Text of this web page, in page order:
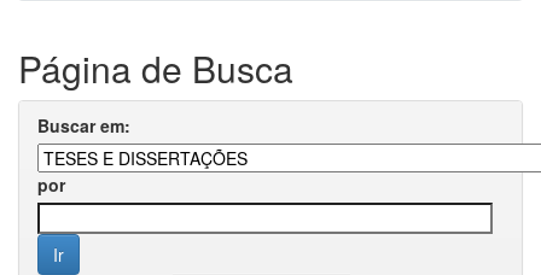
Página de Busca
Buscar em:
por